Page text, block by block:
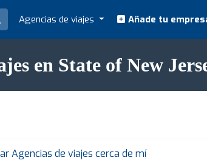
Agencias de viajes Añade tu
en State of New
Agencias de viajes cerca de mí